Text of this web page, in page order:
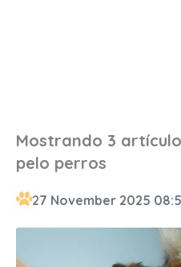
Mostrando 3
pelo perros
27 November 2025